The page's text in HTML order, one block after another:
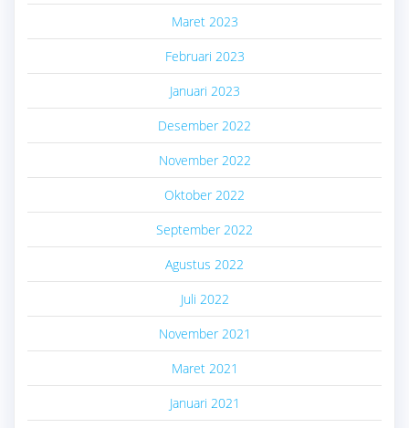
Maret 2023
Februari 2023
Januari 2023
Desember 2022
November 2022
Oktober 2022
September 2022
Agustus 2022
Juli 2022
November 2021
Maret 2021
Januari 2021